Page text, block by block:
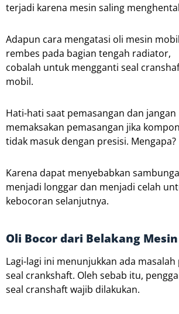
terjadi karena mesin saling
Adapun cara mengatasi oli mesin mobil
rembes pada bagian tengah radiator,
cobalah untuk mengganti seal
mobil.
Hati-hati saat pemasangan dan jangan
memaksakan pemasangan jika
tidak masuk dengan presisi. Mengapa?
Karena dapat menyebabkan
menjadi longgar dan menjadi celah
kebocoran selanjutnya.
Oli Bocor dari Belakang Mesin
Lagi-lagi ini menunjukkan ada masalah
seal crankshaft. Oleh sebab itu,
seal cranshaft wajib dilakukan.